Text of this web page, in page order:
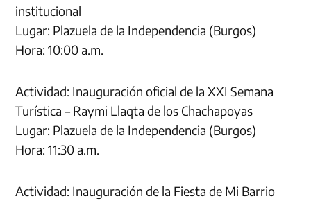
institucional
Lugar: Plazuela de la Independencia (Burgos)
Hora: 10:00 a.m.
Actividad: Inauguración oficial de la XXI Semana
Turística – Raymi Llaqta de los Chachapoyas
Lugar: Plazuela de la Independencia (Burgos)
Hora: 11:30 a.m.
Actividad: Inauguración de la Fiesta de Mi Barrio